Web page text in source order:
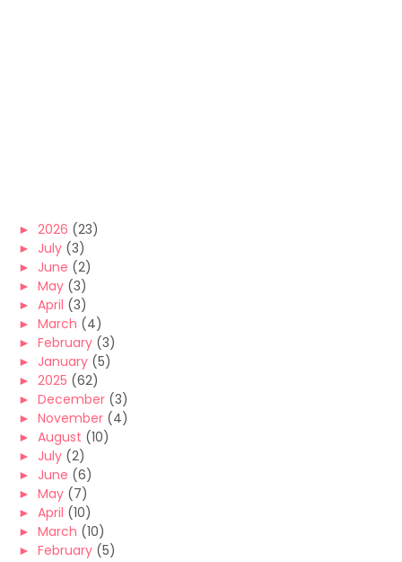
► 2026 (23)
► July (3)
► June (2)
► May (3)
► April (3)
► March (4)
► February (3)
► January (5)
► 2025 (62)
► December (3)
► November (4)
► August (10)
► July (2)
► June (6)
► May (7)
► April (10)
► March (10)
► February (5)